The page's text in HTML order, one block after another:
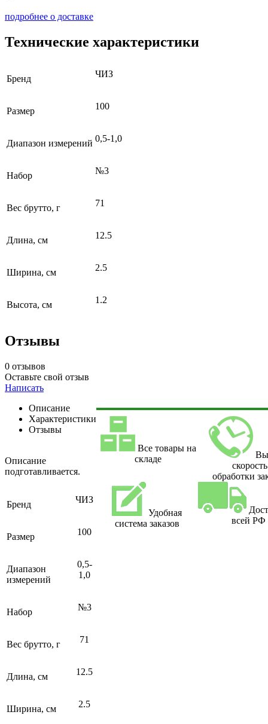
подробнее о доставке
Технические характеристики
Бренд ЧИЗ
Размер 100
Диапазон измерений 0,5-1,0
Набор №3
Вес брутто, г 71
Длина, см 12.5
Ширина, см 2.5
Высота, см 1.2
Отзывы
0 отзывов
Оставьте свой отзыв
Написать
Описание
Характеристики
Отзывы
Описание
подготавливается.
Бренд ЧИЗ
Размер 100
Диапазон
измерений
0,5-
1,0
Набор №3
Вес брутто, г 71
Длина, см 12.5
Ширина, см 2.5
Все товары на
складе
скорость
обработки
Удобная
система заказов
всей РФ